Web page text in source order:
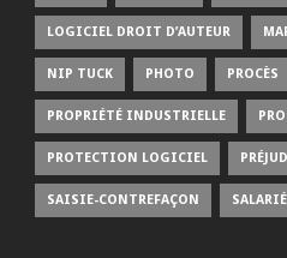
LOGICIEL DROIT D’AUTEUR
NIP TUCK PHOTO PROCÈS
PROPRIÉTÉ INDUSTRIELLE
PROTECTION LOGICIEL
SAISIE-CONTREFAÇON